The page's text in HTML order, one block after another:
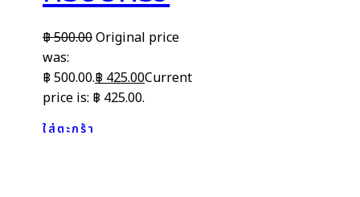
฿500.00Original price
was:
฿ 500.00.฿425.00Current
price is: ฿ 425.00.
ใส่ตะกร้า